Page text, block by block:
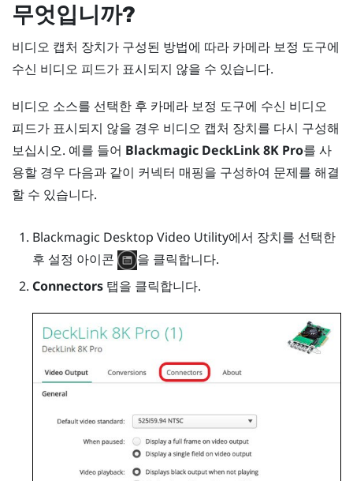
무엇입니까?
비디오 캡처 장치가 구성된 방법에 따라 카메라 보정 도구에
수신 비디오 피드가 표시되지 않을 수 있습니다.
비디오 소스를 선택한 후 카메라 보정 도구에 수신 비디오
피드가 표시되지 않을 경우 비디오 캡처 장치를 다시 구성해
보십시오. 예를 들어 Blackmagic DeckLink 8K Pro를 사
용할 경우 다음과 같이 커넥터 매핑을 구성하여 문제를 해결
할 수 있습니다.
Blackmagic Desktop Video Utility에서 장치를 선택한
후 설정 아이콘
을 클릭합니다.
Connectors탭을 클릭합니다.